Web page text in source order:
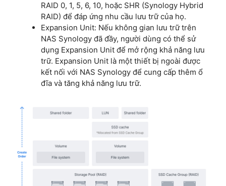
RAID 0, 1, 5, 6, 10, hoặc SHR (Synology Hybrid
RAID) để đáp ứng nhu cầu lưu trữ của họ.
Expansion Unit: Nếu không gian lưu trữ trên
NAS Synology đã đầy, người dùng có thể sử
dụng Expansion Unit để mở rộng khả năng lưu
trữ. Expansion Unit là một thiết bị ngoài được
kết nối với NAS Synology để cung cấp thêm ổ
đĩa và tăng khả năng lưu trữ.